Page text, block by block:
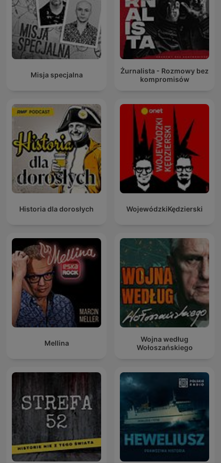
Misja specjalna
Żurnalista - Rozmowy bez
kompromisów
Historia dla dorosłych WojewódzkiKędzierski
Mellina
Wojna według
Wołoszańskiego